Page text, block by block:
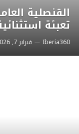
القنصلية
تعبئة
Iberia360 فبراير 7, 2026